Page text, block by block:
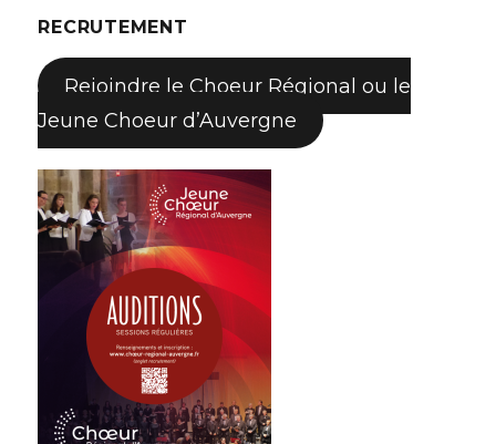
RECRUTEMENT
Rejoindre le Choeur Régional ou le
Jeune Choeur d’Auvergne